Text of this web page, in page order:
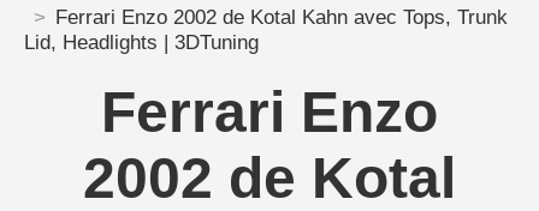
Ferrari Enzo 2002 de Kotal Kahn avec Tops, Trunk
Lid, Headlights | 3DTuning
Ferrari Enzo
2002 de Kotal